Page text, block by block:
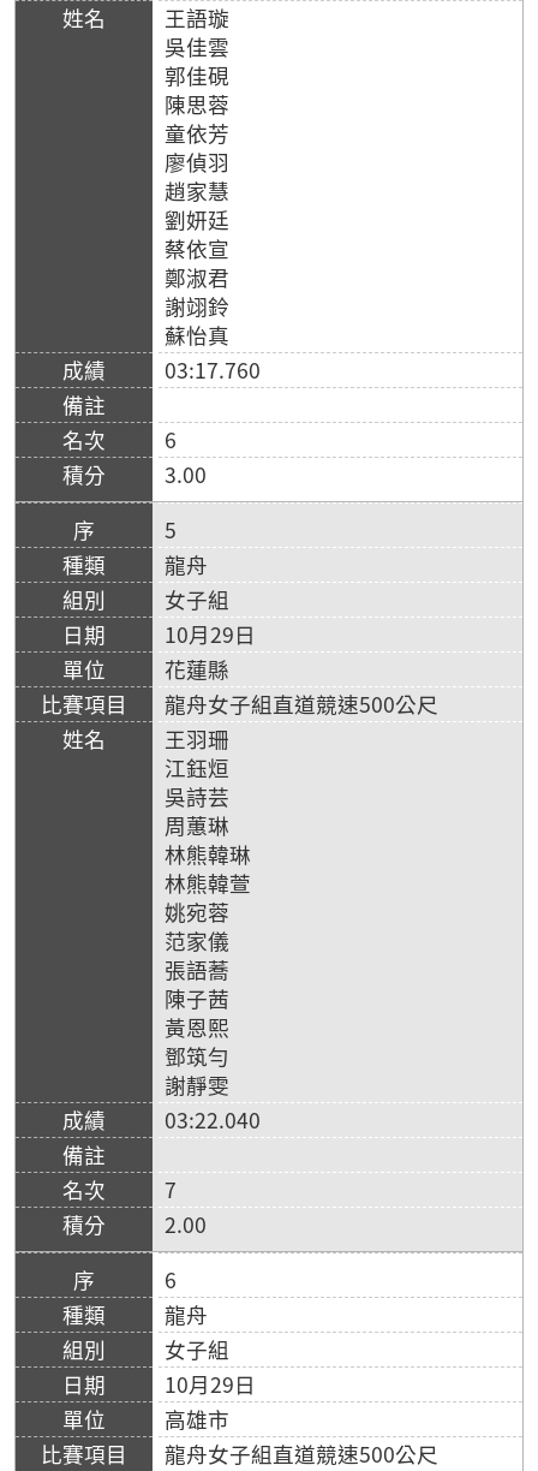
王語璇
吳佳雲
郭佳硯
陳思蓉
童依芳
廖偵羽
趙家慧
劉妍廷
蔡依宣
鄭淑君
謝翊鈴
蘇怡真
03:17.760
6
3.00
5
龍舟
女子組
10月29日
花蓮縣
龍舟女子組直道競速500公尺
王羽珊
江鈺烜
吳詩芸
周蕙琳
林熊韓琳
林熊韓萱
姚宛蓉
范家儀
張語蕎
陳子茜
黃恩熙
鄧筑勻
謝靜雯
03:22.040
7
2.00
6
龍舟
女子組
10月29日
高雄市
龍舟女子組直道競速500公尺